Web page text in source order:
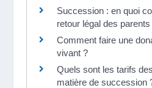
Succession : en quoi
retour légal des parents
Comment faire une
vivant ?
Quels sont les tarifs
matière de succession